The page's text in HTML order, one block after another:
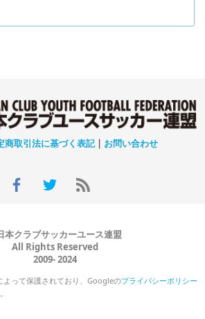
商取引法に基づく表記| お問い合わせ
本クラブサッカーユース連盟
All Rights Reserved
2009- 2024
よって保護されており、Googleのプライバシーポリシー